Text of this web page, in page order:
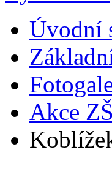
Úvodní
Akce